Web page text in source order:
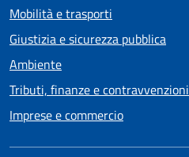
Mobilità e trasporti
Giustizia e sicurezza pubblica
Ambiente
Tributi, finanze e contravvenzioni
Imprese e commercio